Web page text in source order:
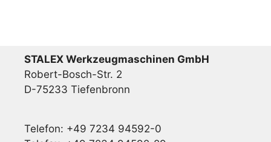
STALEX Werkzeugmaschinen GmbH
Robert-Bosch-Str. 2
D-75233 Tiefenbronn
Telefon: +49 7234 94592-0